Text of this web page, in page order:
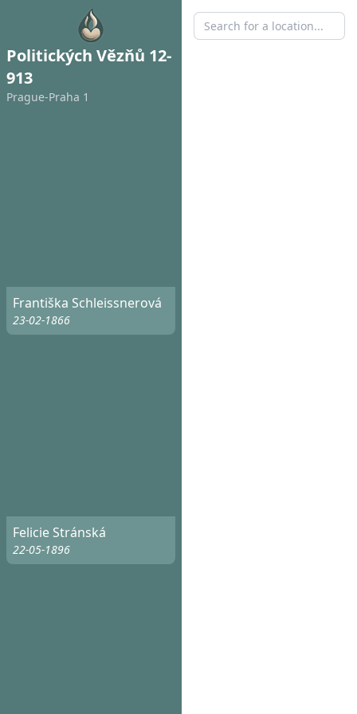
Politických Vězňů 12-
913
Prague-Praha 1
Františka Schleissnerová
23-02-1866
Felicie Stránská
22-05-1896